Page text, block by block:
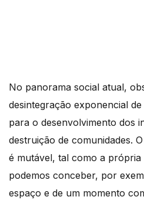
No panorama social atual,
desintegração exponencial
para o desenvolvimento dos
destruição de comunidades.
é mutável, tal como a
podemos conceber, por
espaço e de um momento